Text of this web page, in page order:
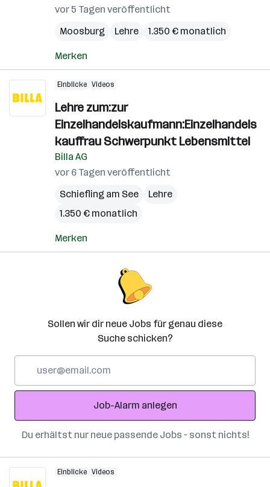
vor 5 Tagen veröffentlicht
Moosburg
Lehre 1.350 € monatlich
Merken
Einblicke Videos
Lehre zum:zur
Einzelhandelskaufmann:Einzelhandels
kauffrau Schwerpunkt Lebensmittel
Billa AG
vor 6 Tagen veröffentlicht
Schiefling am See
Lehre
1.350 € monatlich
Merken
Sollen wir dir neue Jobs für genau diese
Suche schicken?
Adresse
Job-Alarm anlegen
Du erhältst nur neue passende Jobs – sonst nichts!
Einblicke Videos